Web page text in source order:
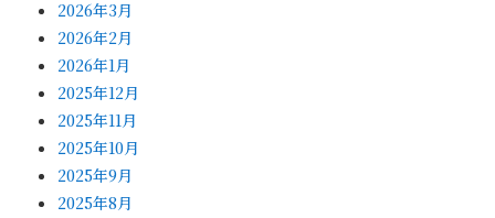
2026年3月
2026年2月
2026年1月
2025年12月
2025年11月
2025年10月
2025年9月
2025年8月